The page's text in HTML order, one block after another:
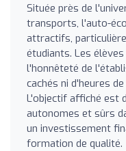
Située près de
transports, l'auto-
attractifs,
étudiants. Les
l'honnêteté de
cachés ni d'heures
L'objectif affiché est
autonomes et sûrs
un investissement
formation de qualité.